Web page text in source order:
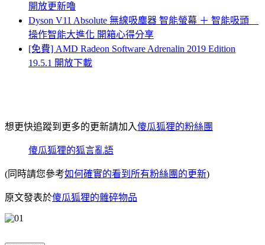
開放更新嚕
Dyson V11 Absolute 無線吸塵器 智能螢幕 ＋ 智能吸頭
操作智能大進化 開箱心得分享
[免費] AMD Radeon Software Adrenalin 2019 Edition
19.5.1 開放下載
想更快追蹤到更多的更新請加入傻瓜狐狸的粉絲團
傻瓜狐狸的狐言亂語
(同時請您參考如何確實的看到所有粉絲團的更新)
原文發表於傻瓜狐狸的雜碎物品